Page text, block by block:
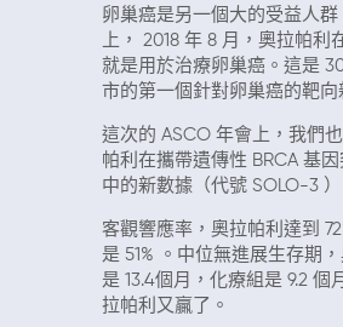
卵巢癌是另一個大的受益人群
上，
2018 年 8 月，奧拉帕利
就是用於治療卵巢癌。這是
市的第一個針對卵巢癌的靶向
這次的 ASCO 年會上，我們
帕利在攜帶遺傳性 BRCA 基因
中的新數據（代號 SOLO-3 ）
客觀響應率，奧拉帕利達到
是 51%
。中位無進展生存期
是 13.4個月，化療組是 9.2 個
拉帕利又贏了。